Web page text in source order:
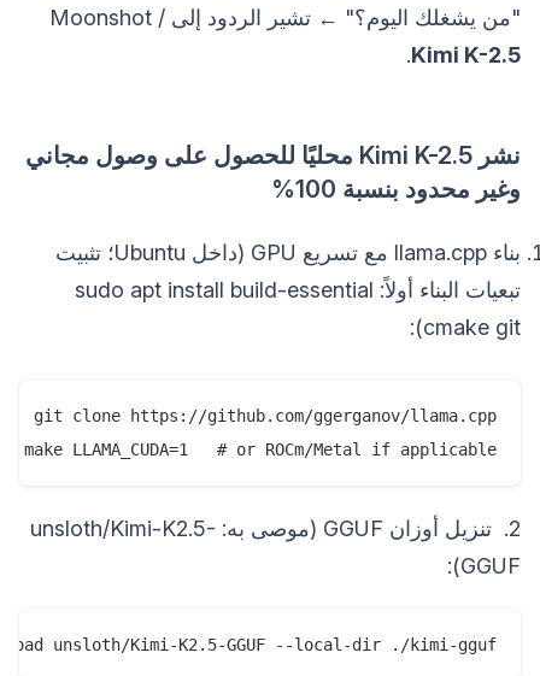
"من يشغلك اليوم؟" ← تشير الردود إلى Moonshot /
Kimi K-2.5
.
نشر Kimi K-2.5 محليًا للحصول على وصول مجاني
وغير محدود بنسبة 100%
بناء llama.cpp مع تسريع GPU (داخل Ubuntu؛ تثبيت
تبعيات البناء أولاً: sudo apt install build-essential
cmake git):
make LLAMA_CUDA=1   # or ROCm/Metal if applicable
2. تنزيل أوزان GGUF (موصى به: unsloth/Kimi-K2.5-
GGUF):
unsloth/Kimi-K2.5-GGUF --local-dir ./kimi-gguf